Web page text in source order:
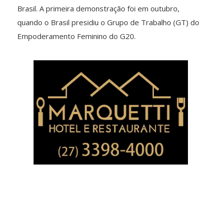
Brasil. A primeira demonstração foi em outubro,
quando o Brasil presidiu o Grupo de Trabalho (GT) do
Empoderamento Feminino do G20.